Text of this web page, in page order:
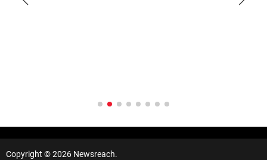
Copyright © 2026 Newsreach.